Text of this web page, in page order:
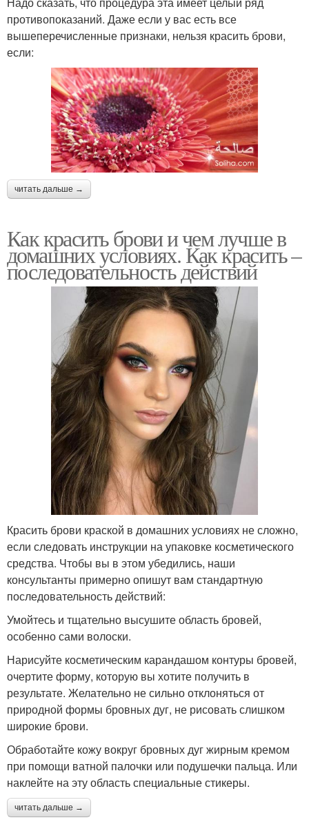
противопоказаний. Даже если у вас есть все
вышеперечисленные признаки, нельзя красить брови,
если:
читать дальше →
Как красить брови и чем лучше в
домашних условиях. Как красить –
последовательность действий
Красить брови краской в домашних условиях не сложно,
если следовать инструкции на упаковке косметического
средства. Чтобы вы в этом убедились, наши
консультанты примерно опишут вам стандартную
последовательность действий:
Умойтесь и тщательно высушите область бровей,
особенно сами волоски.
Нарисуйте косметическим карандашом контуры бровей,
очертите форму, которую вы хотите получить в
результате. Желательно не сильно отклоняться от
природной формы бровных дуг, не рисовать слишком
широкие брови.
Обработайте кожу вокруг бровных дуг жирным кремом
при помощи ватной палочки или подушечки пальца. Или
наклейте на эту область специальные стикеры.
читать дальше →